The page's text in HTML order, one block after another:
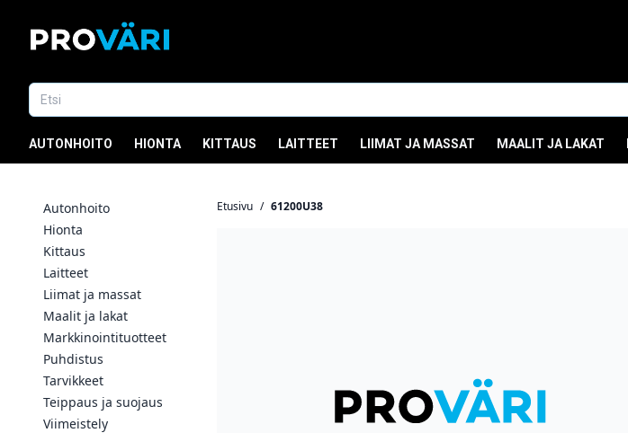
AUTONHOITO HIONTA KITTAUS LAITTEET LIIMAT JA MASSAT MAALIT JA LAKAT
Autonhoito
Hionta
Kittaus
Laitteet
Liimat ja massat
Maalit ja lakat
Markkinointituotteet
Puhdistus
Tarvikkeet
Teippaus ja suojaus
Viimeistely
Etusivu / 61200U38